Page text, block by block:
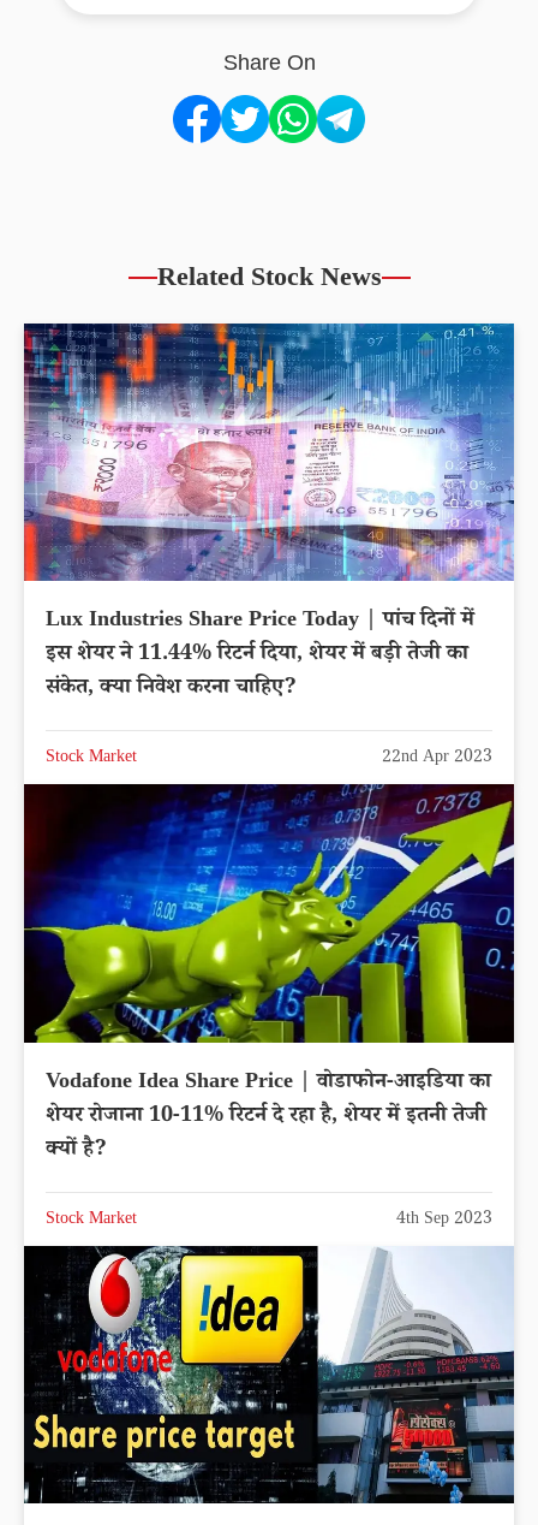
Share On
Related Stock News
Lux Industries Share Price Today | पांच दिनों में
इस शेयर ने 11.44% रिटर्न दिया, शेयर में बड़ी तेजी का
संकेत, क्या निवेश करना चाहिए?
Stock Market 22nd Apr 2023
Vodafone Idea Share Price | वोडाफोन-आइडिया का
शेयर रोजाना 10-11% रिटर्न दे रहा है, शेयर में इतनी तेजी
क्यों है?
Stock Market 4th Sep 2023